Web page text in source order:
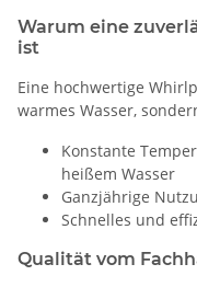
Warum eine
ist
Eine hochwertige
warmes Wasser,
Konstante
heißem Wasser
Ganzjährige
Schnelles und
Qualität vom